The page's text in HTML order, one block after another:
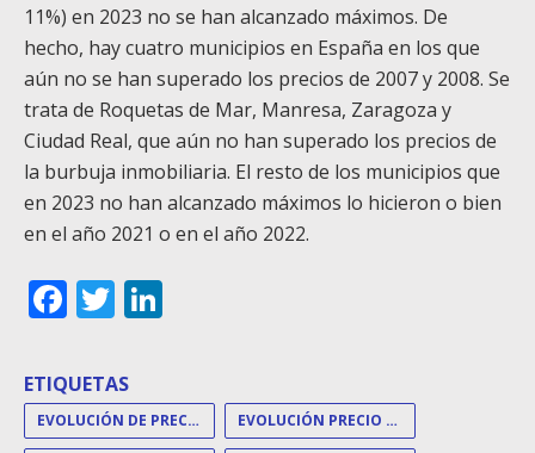
11%) en 2023 no se han alcanzado máximos. De
hecho, hay cuatro municipios en España en los que
aún no se han superado los precios de 2007 y 2008. Se
trata de Roquetas de Mar, Manresa, Zaragoza y
Ciudad Real, que aún no han superado los precios de
la burbuja inmobiliaria. El resto de los municipios que
en 2023 no han alcanzado máximos lo hicieron o bien
en el año 2021 o en el año 2022.
Facebook
Twitter
ETIQUETAS
EVOLUCIÓN DE PRECIOS EVOLUCIÓN PRECIO VIVIENDA